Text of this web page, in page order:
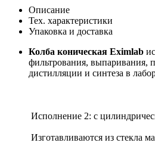
Описание
Тех. характеристики
Упаковка и доставка
Колба коническая Eximlab
фильтрования, выпаривания,
дистилляции и синтеза в
Исполнение 2: с
Изготавливаются из стекла